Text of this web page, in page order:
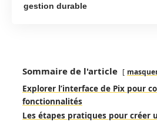
gestion durable
Sommaire de l'article
Explorer l’interface de Pix pour
fonctionnalités
Les étapes pratiques pour créer